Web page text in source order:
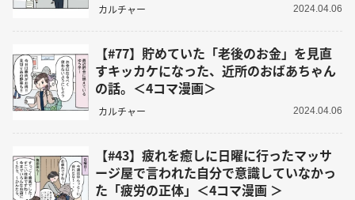
カルチャー 2024.04.06
【#77】貯めていた「老後のお金」を見直
すキッカケになった、近所のおばあちゃん
の話。＜4コマ漫画＞
カルチャー 2024.04.06
【#43】疲れを癒しに日曜に行ったマッサ
ージ屋で言われた自分で意識していなかっ
た「疲労の正体」＜4コマ漫画 ＞